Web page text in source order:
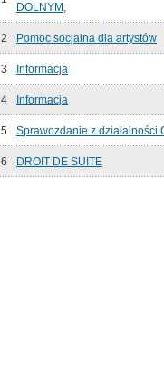
DOLNYM,
2 Pomoc socjalna dla artystów
3 Informacja
4 Informacja
5 Sprawozdanie z działalności
6 DROIT DE SUITE